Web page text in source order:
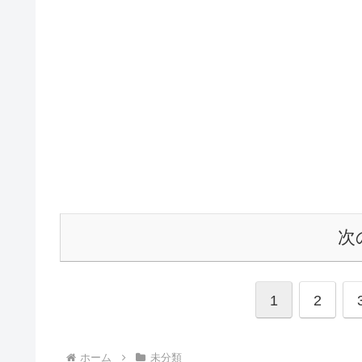
次
1 2
ホーム 未分類